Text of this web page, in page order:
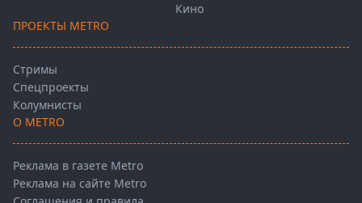
Кино
ПРОЕКТЫ METRO
Стримы
Спецпроекты
Колумнисты
О METRO
Реклама в газете Metro
Реклама на сайте Metro